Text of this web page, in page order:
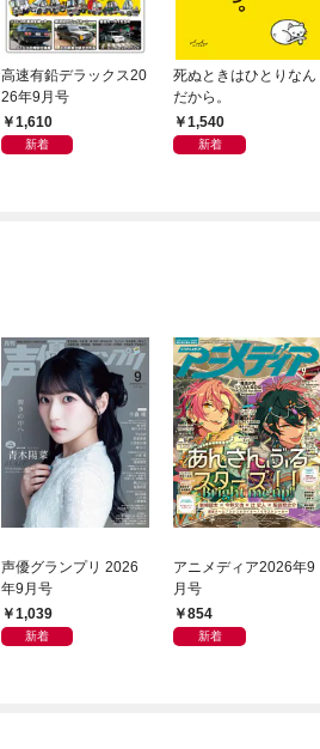
高速有鉛デラックス20
26年9月号
1,610
新着
死ぬときはひとりなん
だから。
1,540
新着
声優グランプリ 2026
年9月号
1,039
新着
アニメディア2026年9
月号
854
新着